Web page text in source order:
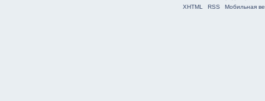
XHTML
RSS Мобильная